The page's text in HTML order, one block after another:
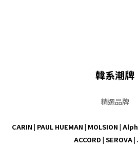
韓系潮牌
精選品牌
CARIN | PAUL HUEMAN | MOLSION |
ACCORD | SEROVA|